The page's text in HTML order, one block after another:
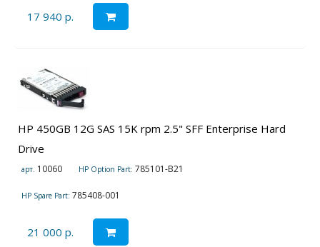
17 940 р.
HP 450GB 12G SAS 15K rpm 2.5" SFF Enterprise Hard
Drive
арт. 10060 HP Option Part: 785101-B21
HP Spare Part: 785408-001
21 000 р.